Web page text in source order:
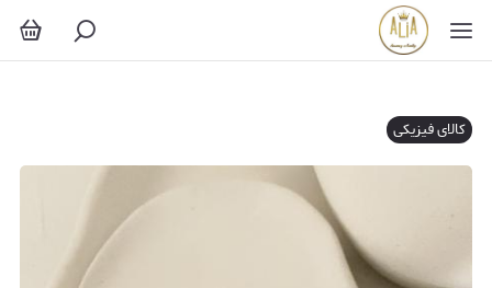
کالای فیزیکی